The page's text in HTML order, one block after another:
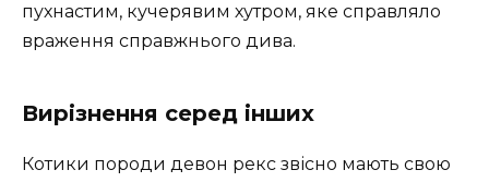
пухнастим, кучерявим хутром, яке справляло
враження справжнього дива.
Вирізнення серед інших
Котики породи девон рекс звісно мають свою